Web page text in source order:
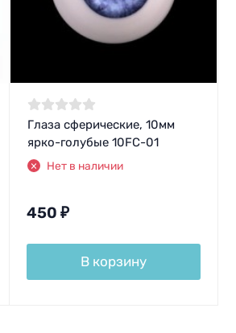
Глаза сферические, 10мм
ярко-голубые 10FC-01
Нет в наличии
450 ₽
В корзину